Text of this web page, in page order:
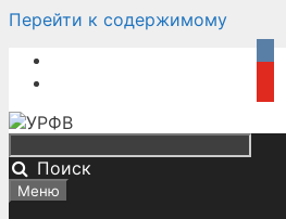
Перейти к содержимому
Поиск
Меню